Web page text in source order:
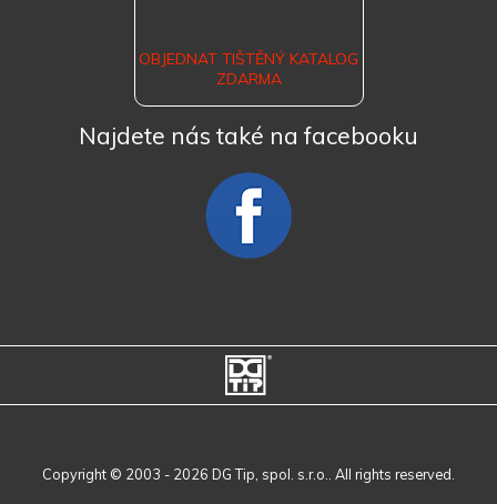
OBJEDNAT TIŠTĚNÝ KATALOG
ZDARMA
Najdete nás také na facebooku
Copyright © 2003 - 2026 DG Tip, spol. s.r.o.. All rights reserved.